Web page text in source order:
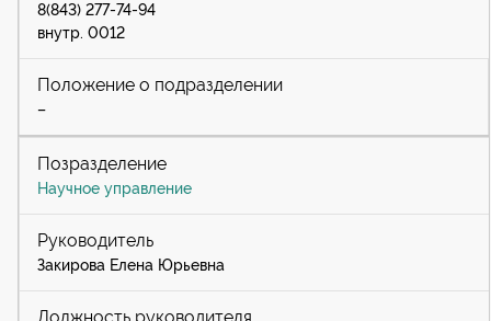
8(843) 277-74-94
внутр. 0012
–
Научное управление
Закирова Елена Юрьевна